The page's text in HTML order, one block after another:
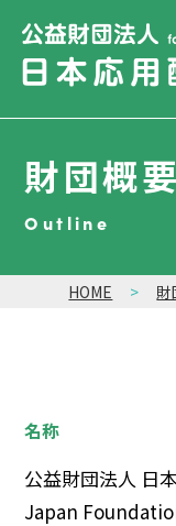
財団概要
Outline
HOME
名称
公益財団法人 日
Japan